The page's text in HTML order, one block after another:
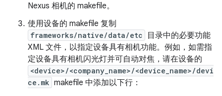
Nexus 相机的 makefile。
使用设备的 makefile 复制
frameworks/native/data/etc
目录中的必要功能
XML 文件，以指定设备具有相机功能。例如，如需指
定设备具有相机闪光灯并可自动对焦，请在设备的
<device>/<company_name>/<device_name>/devi
ce.mk makefile 中添加以下行：